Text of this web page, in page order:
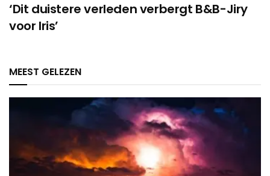
‘Dit duistere verleden verbergt B&B-Jiry
voor Iris’
MEEST GELEZEN